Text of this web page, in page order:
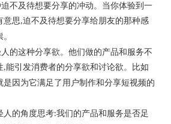
不及待想要分享的冲动。当你体验到一
意思,迫不及待想要分享给朋友的那种感
的这种分享欲。他们做的产品和服务不
,能引发消费者的分享欲和讨论欲。比如
是因为它满足了用户制作和分享短视频的
人的角度思考:我们的产品和服务是否足